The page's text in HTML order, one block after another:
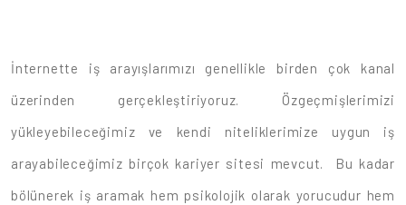
İnternette iş arayışlarımızı genellikle birden çok kanal
üzerinden gerçekleştiriyoruz. Özgeçmişlerimizi
yükleyebileceğimiz ve kendi niteliklerimize uygun iş
arayabileceğimiz birçok kariyer sitesi mevcut. Bu kadar
bölünerek iş aramak hem psikolojik olarak yorucudur hem